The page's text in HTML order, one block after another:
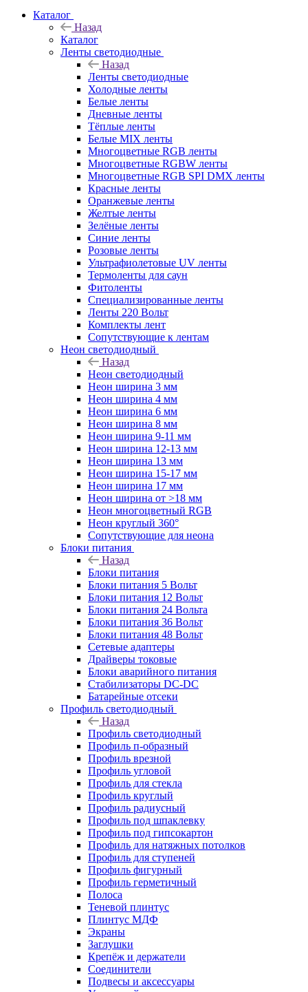
Каталог
Назад
Каталог
Ленты светодиодные
Назад
Ленты светодиодные
Холодные ленты
Белые ленты
Дневные ленты
Тёплые ленты
Белые MIX ленты
Многоцветные RGB ленты
Многоцветные RGBW ленты
Многоцветные RGB SPI DMX ленты
Красные ленты
Оранжевые ленты
Желтые ленты
Зелёные ленты
Синие ленты
Розовые ленты
Ультрафиолетовые UV ленты
Термоленты для саун
Фитоленты
Специализированные ленты
Ленты 220 Вольт
Комплекты лент
Сопутствующие к лентам
Неон светодиодный
Назад
Неон светодиодный
Неон ширина 3 мм
Неон ширина 4 мм
Неон ширина 6 мм
Неон ширина 8 мм
Неон ширина 9-11 мм
Неон ширина 12-13 мм
Неон ширина 13 мм
Неон ширина 15-17 мм
Неон ширина 17 мм
Неон ширина от >18 мм
Неон многоцветный RGB
Неон круглый 360°
Сопутствующие для неона
Блоки питания
Назад
Блоки питания
Блоки питания 5 Вольт
Блоки питания 12 Вольт
Блоки питания 24 Вольта
Блоки питания 36 Вольт
Блоки питания 48 Вольт
Сетевые адаптеры
Драйверы токовые
Блоки аварийного питания
Стабилизаторы DC-DC
Батарейные отсеки
Профиль светодиодный
Назад
Профиль светодиодный
Профиль п-образный
Профиль врезной
Профиль угловой
Профиль для стекла
Профиль круглый
Профиль радиусный
Профиль под шпаклевку
Профиль под гипсокартон
Профиль для натяжных потолков
Профиль для ступеней
Профиль фигурный
Профиль герметичный
Полоса
Теневой плинтус
Плинтус МДФ
Экраны
Заглушки
Крепёж и держатели
Соединители
Подвесы и аксессуары